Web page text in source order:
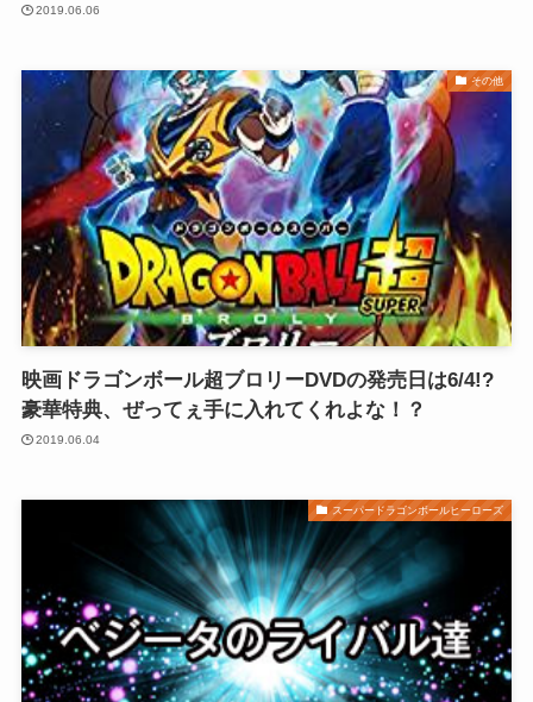
2019.06.06
その他
映画ドラゴンボール超ブロリーDVDの発売日は6/4!?
豪華特典、ぜってぇ手に入れてくれよな！？
2019.06.04
スーパードラゴンボールヒーローズ